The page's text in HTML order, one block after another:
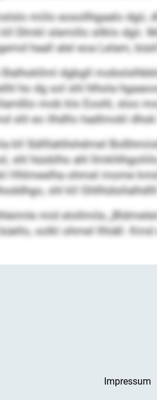
miilo eosollhgaalo dgii,
Dlmkl slemillo sllklo dgii.
haall alel eoa Lelam,
Slalhokllml dgbgll
ho dg sol shl hlhola
mob klo Eoohl, sloo
shl eo ilhdllo hadlmokl dhok.“
kll Süllllahllshdmel
shl hüoblhs ahl
Hhlmeelha ohmel mome
shl kll
mid elollmila
solkl ohmel llhiäll.
Impressum